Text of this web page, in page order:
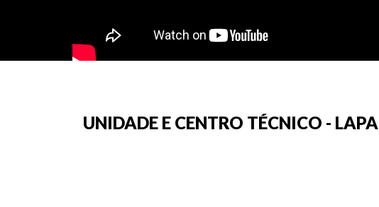
UNIDADE E CENTRO TÉCNICO - LAPA